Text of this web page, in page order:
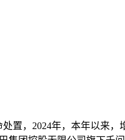
，2024年，本年以来，